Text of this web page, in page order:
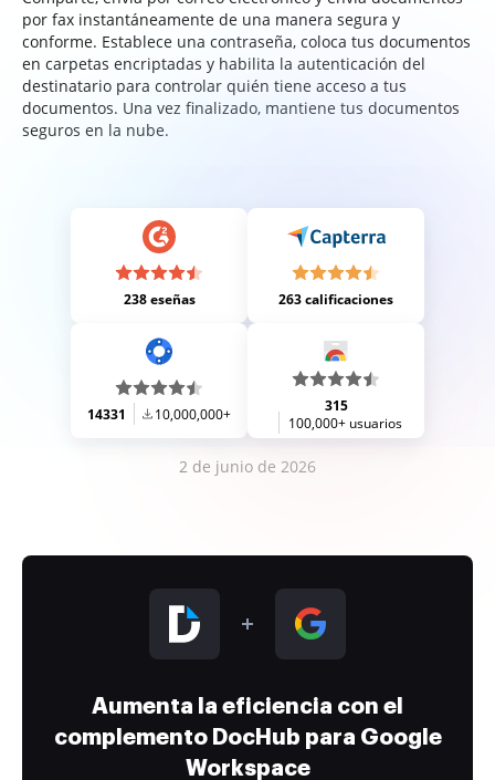
por fax instantáneamente de una manera segura y
conforme. Establece una contraseña, coloca tus documentos
en carpetas encriptadas y habilita la autenticación del
destinatario para controlar quién tiene acceso a tus
documentos. Una vez finalizado, mantiene tus documentos
seguros en la nube.
238 eseñas 263 calificaciones
14331 10,000,000+
315
100,000+ usuarios
2 de junio de 2026
Aumenta la eficiencia con el
complemento DocHub para Google
Workspace